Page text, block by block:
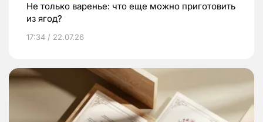
Не только варенье: что еще можно приготовить
из ягод?
17:34 / 22.07.26